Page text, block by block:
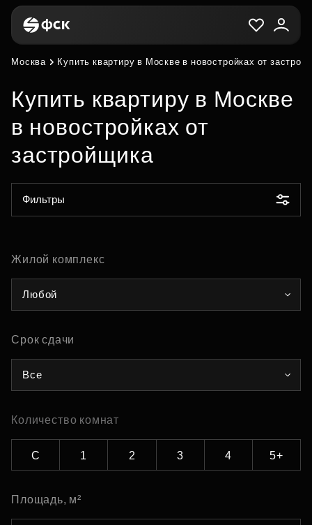
Москва Купить квартиру в Москве в новостройках от
Купить квартиру в Москве
в новостройках от
застройщика
Фильтры
Жилой комплекс
Любой
Срок сдачи
Все
Количество комнат
С 1 2 3 4 5+
Площадь, м²